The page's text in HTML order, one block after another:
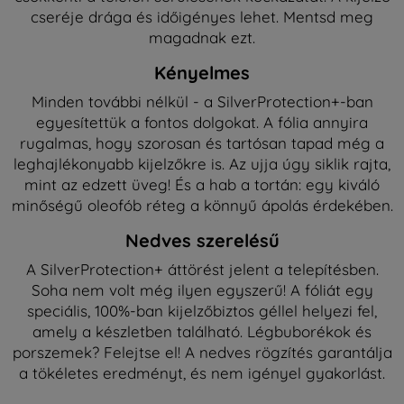
cseréje drága és időigényes lehet. Mentsd meg
magadnak ezt.
Kényelmes
Minden további nélkül - a SilverProtection+-ban
egyesítettük a fontos dolgokat. A fólia annyira
rugalmas, hogy szorosan és tartósan tapad még a
leghajlékonyabb kijelzőkre is. Az ujja úgy siklik rajta,
mint az edzett üveg! És a hab a tortán: egy kiváló
minőségű oleofób réteg a könnyű ápolás érdekében.
Nedves szerelésű
A SilverProtection+ áttörést jelent a telepítésben.
Soha nem volt még ilyen egyszerű! A fóliát egy
speciális, 100%-ban kijelzőbiztos géllel helyezi fel,
amely a készletben található. Légbuborékok és
porszemek? Felejtse el! A nedves rögzítés garantálja
a tökéletes eredményt, és nem igényel gyakorlást.